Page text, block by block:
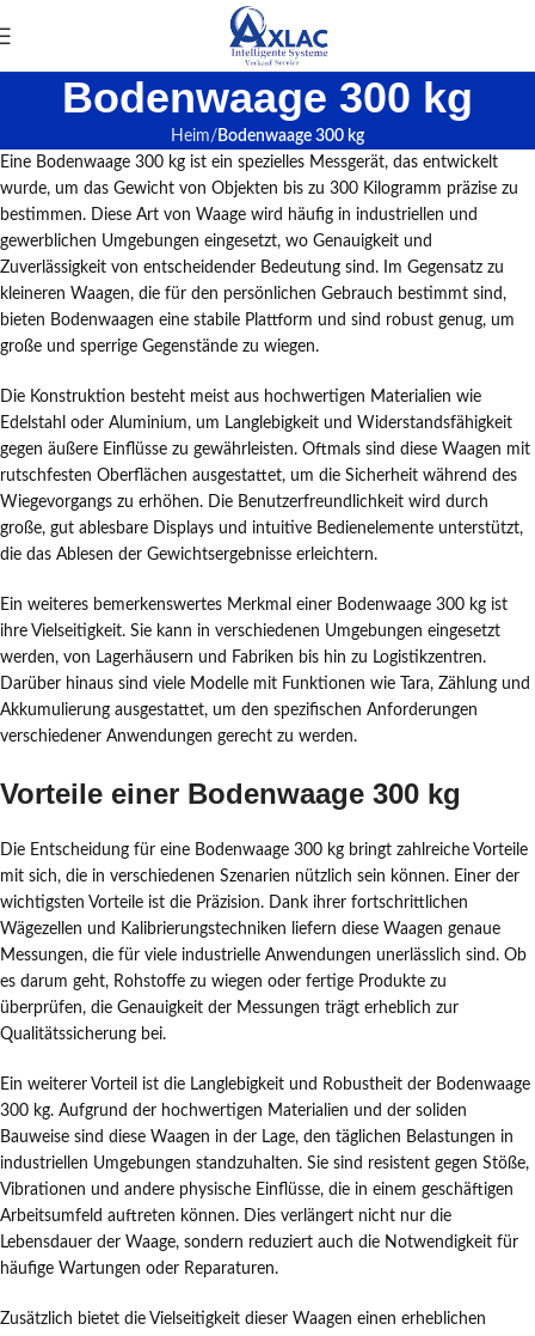
Bodenwaage 300 kg
Heim
Bodenwaage 300 kg
Eine Bodenwaage 300 kg ist ein spezielles Messgerät, das entwickelt
wurde, um das Gewicht von Objekten bis zu 300 Kilogramm präzise zu
bestimmen. Diese Art von Waage wird häufig in industriellen und
gewerblichen Umgebungen eingesetzt, wo Genauigkeit und
Zuverlässigkeit von entscheidender Bedeutung sind. Im Gegensatz zu
kleineren Waagen, die für den persönlichen Gebrauch bestimmt sind,
bieten Bodenwaagen eine stabile Plattform und sind robust genug, um
große und sperrige Gegenstände zu wiegen.
Die Konstruktion besteht meist aus hochwertigen Materialien wie
Edelstahl oder Aluminium, um Langlebigkeit und Widerstandsfähigkeit
gegen äußere Einflüsse zu gewährleisten. Oftmals sind diese Waagen mit
rutschfesten Oberflächen ausgestattet, um die Sicherheit während des
Wiegevorgangs zu erhöhen. Die Benutzerfreundlichkeit wird durch
große, gut ablesbare Displays und intuitive Bedienelemente unterstützt,
die das Ablesen der Gewichtsergebnisse erleichtern.
Ein weiteres bemerkenswertes Merkmal einer Bodenwaage 300 kg ist
ihre Vielseitigkeit. Sie kann in verschiedenen Umgebungen eingesetzt
werden, von Lagerhäusern und Fabriken bis hin zu Logistikzentren.
Darüber hinaus sind viele Modelle mit Funktionen wie Tara, Zählung und
Akkumulierung ausgestattet, um den spezifischen Anforderungen
verschiedener Anwendungen gerecht zu werden.
Vorteile einer Bodenwaage 300 kg
Die Entscheidung für eine Bodenwaage 300 kg bringt zahlreiche Vorteile
mit sich, die in verschiedenen Szenarien nützlich sein können. Einer der
wichtigsten Vorteile ist die Präzision. Dank ihrer fortschrittlichen
Wägezellen und Kalibrierungstechniken liefern diese Waagen genaue
Messungen, die für viele industrielle Anwendungen unerlässlich sind. Ob
es darum geht, Rohstoffe zu wiegen oder fertige Produkte zu
überprüfen, die Genauigkeit der Messungen trägt erheblich zur
Qualitätssicherung bei.
Ein weiterer Vorteil ist die Langlebigkeit und Robustheit der Bodenwaage
300 kg. Aufgrund der hochwertigen Materialien und der soliden
Bauweise sind diese Waagen in der Lage, den täglichen Belastungen in
industriellen Umgebungen standzuhalten. Sie sind resistent gegen Stöße,
Vibrationen und andere physische Einflüsse, die in einem geschäftigen
Arbeitsumfeld auftreten können. Dies verlängert nicht nur die
Lebensdauer der Waage, sondern reduziert auch die Notwendigkeit für
häufige Wartungen oder Reparaturen.
Zusätzlich bietet die Vielseitigkeit dieser Waagen einen erheblichen